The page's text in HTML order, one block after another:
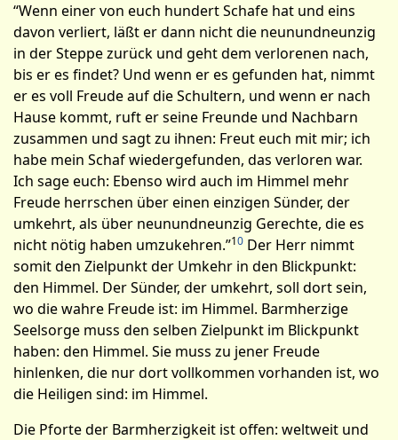
“Wenn einer von euch hundert Schafe hat und eins
davon verliert, läßt er dann nicht die neunundneunzig
in der Steppe zurück und geht dem verlorenen nach,
bis er es findet? Und wenn er es gefunden hat, nimmt
er es voll Freude auf die Schultern, und wenn er nach
Hause kommt, ruft er seine Freun­de und Nachbarn
zusammen und sagt zu ihnen: Freut euch mit mir; ich
habe mein Schaf wiedergefunden, das verloren war.
Ich sage euch: Ebenso wird auch im Himmel mehr
Freude herrschen über einen einzigen Sünder, der
umkehrt, als über neunundneunzig Gerechte, die es
nicht nötig haben umzukehren.”10 Der Herr nimmt
somit den Zielpunkt der Umkehr in den Blick­punkt:
den Himmel. Der Sünder, der umkehrt, soll dort sein,
wo die wahre Freude ist: im Himmel. Barm­herzige
Seelsorge muss den selben Zielpunkt im Blickpunkt
haben: den Himmel. Sie muss zu jener Freude
hinlenken, die nur dort vollkommen vorhanden ist, wo
die Heiligen sind: im Himmel.
Die Pforte der Barmherzigkeit ist offen: weltweit und